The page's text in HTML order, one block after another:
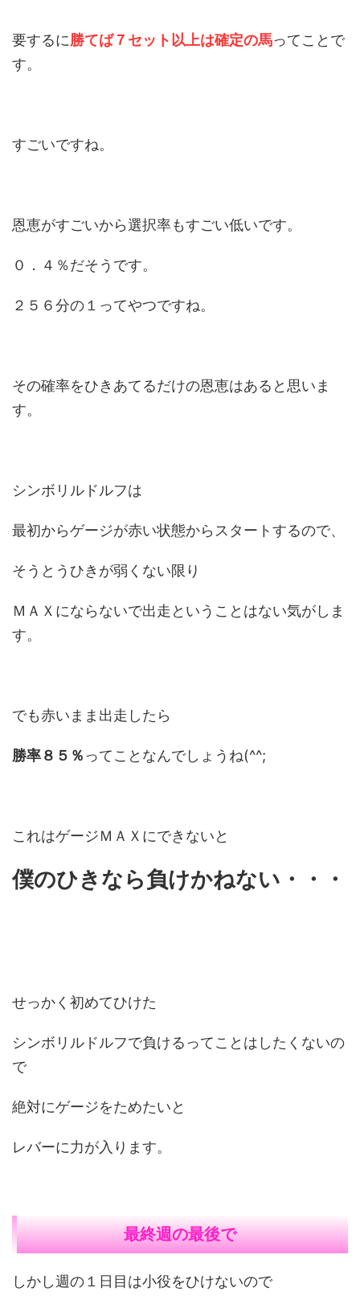
要するに勝てば７セット以上は確定の馬ってことで
す。
すごいですね。
恩恵がすごいから選択率もすごい低いです。
０．４％だそうです。
２５６分の１ってやつですね。
その確率をひきあてるだけの恩恵はあると思いま
す。
シンボリルドルフは
最初からゲージが赤い状態からスタートするので、
そうとうひきが弱くない限り
ＭＡＸにならないで出走ということはない気がしま
す。
でも赤いまま出走したら
勝率８５％ってことなんでしょうね(^^;
これはゲージＭＡＸにできないと
僕のひきなら負けかねない・・・
せっかく初めてひけた
シンボリルドルフで負けるってことはしたくないの
で
絶対にゲージをためたいと
レバーに力が入ります。
最終週の最後で
しかし週の１日目は小役をひけないので